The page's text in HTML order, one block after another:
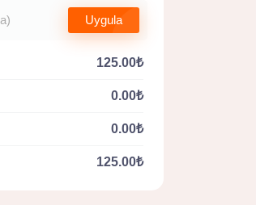
Uygula
125.00₺
0.00₺
0.00₺
125.00₺